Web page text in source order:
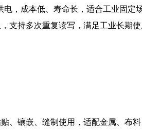
，成本低、寿命长，适合工业固定
支持多次重复读写，满足工业长期使
镶嵌、缝制使用，适配金属、布料